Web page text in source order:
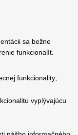
sa bežne
funkcionalít.
funkcionality;
vyplývajúcu